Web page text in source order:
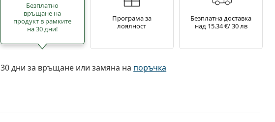
Безплатно
връщане на
продукт в рамките
на 30 дни!
Програма за
лоялност
Безплатна доставка
над 15.34 €/ 30 лв
30 дни за връщане или замяна на поръчка